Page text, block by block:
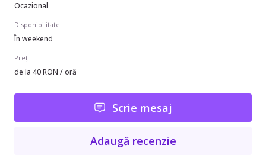
Ocazional
Disponibilitate
În weekend
Preț
de la 40 RON / oră
Scrie mesaj
Adaugă recenzie